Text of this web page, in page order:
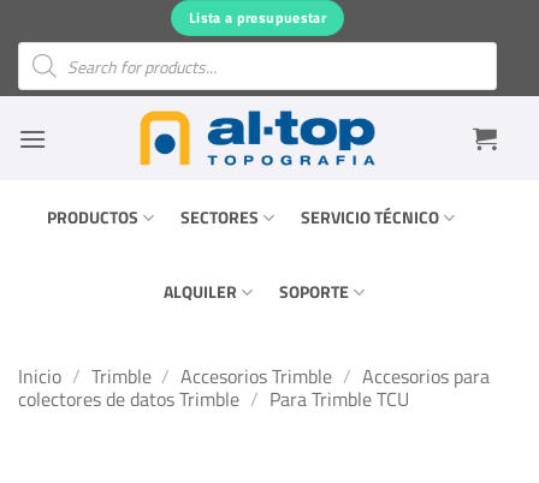
contenido
Lista a presupuestar
Búsqueda
productos
PRODUCTOS SECTORES SERVICIO TÉCNICO
ALQUILER SOPORTE
Inicio / Trimble / Accesorios Trimble / Accesorios para
colectores de datos Trimble / Para Trimble TCU